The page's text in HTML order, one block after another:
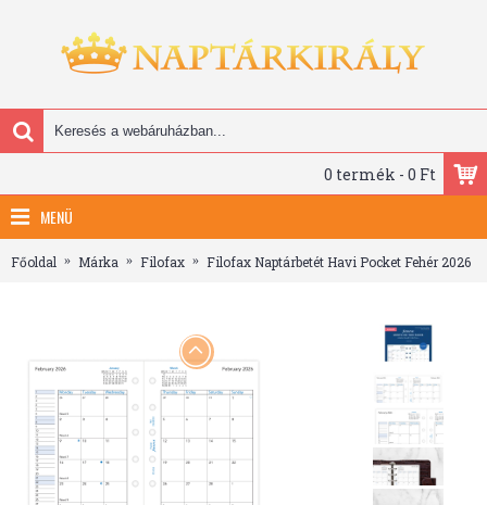
0 termék - 0 Ft
MENÜ
Főoldal Márka Filofax Filofax Naptárbetét Havi Pocket Fehér 2026